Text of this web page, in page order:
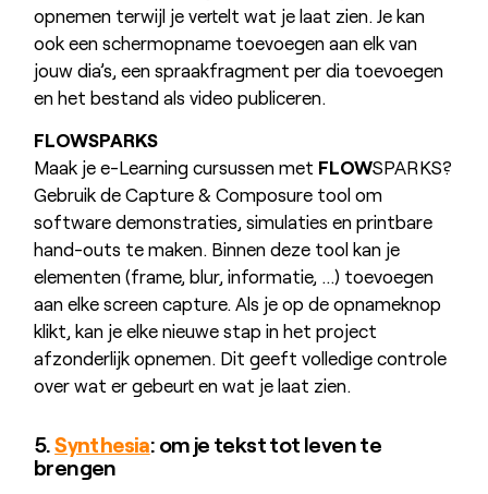
opnemen terwijl je vertelt wat je laat zien. Je kan
ook een schermopname toevoegen aan elk van
jouw dia’s, een spraakfragment per dia toevoegen
en het bestand als video publiceren.
FLOWSPARKS
Maak je e-Learning cursussen met FLOWSPARKS?
Gebruik de Capture & Composure tool om
software demonstraties, simulaties en printbare
hand-outs te maken. Binnen deze tool kan je
elementen (frame, blur, informatie, …) toevoegen
aan elke screen capture. Als je op de opnameknop
klikt, kan je elke nieuwe stap in het project
afzonderlijk opnemen. Dit geeft volledige controle
over wat er gebeurt en wat je laat zien.
5.Synthesia: om je tekst tot leven te
brengen